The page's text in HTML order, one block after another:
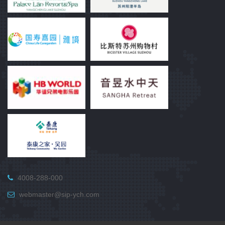
4008-288-000
webmaster@sip-ych.com